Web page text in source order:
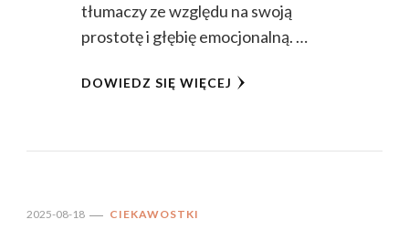
tłumaczy ze względu na swoją
prostotę i głębię emocjonalną. …
DOWIEDZ SIĘ WIĘCEJ
2025-08-18 CIEKAWOSTKI